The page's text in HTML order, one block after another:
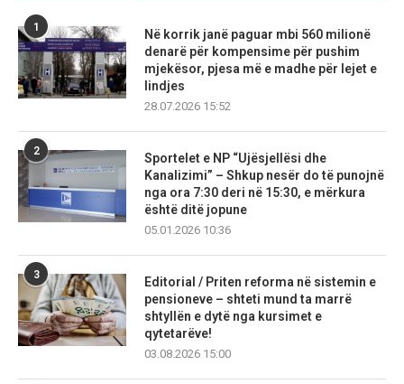
1
Në korrik janë paguar mbi 560 milionë
denarë për kompensime për pushim
mjekësor, pjesa më e madhe për lejet e
lindjes
28.07.2026 15:52
2
Sportelet e NP “Ujësjellësi dhe
Kanalizimi” – Shkup nesër do të punojnë
nga ora 7:30 deri në 15:30, e mërkura
është ditë jopune
05.01.2026 10:36
3
Editorial / Priten reforma në sistemin e
pensioneve – shteti mund ta marrë
shtyllën e dytë nga kursimet e
qytetarëve!
03.08.2026 15:00